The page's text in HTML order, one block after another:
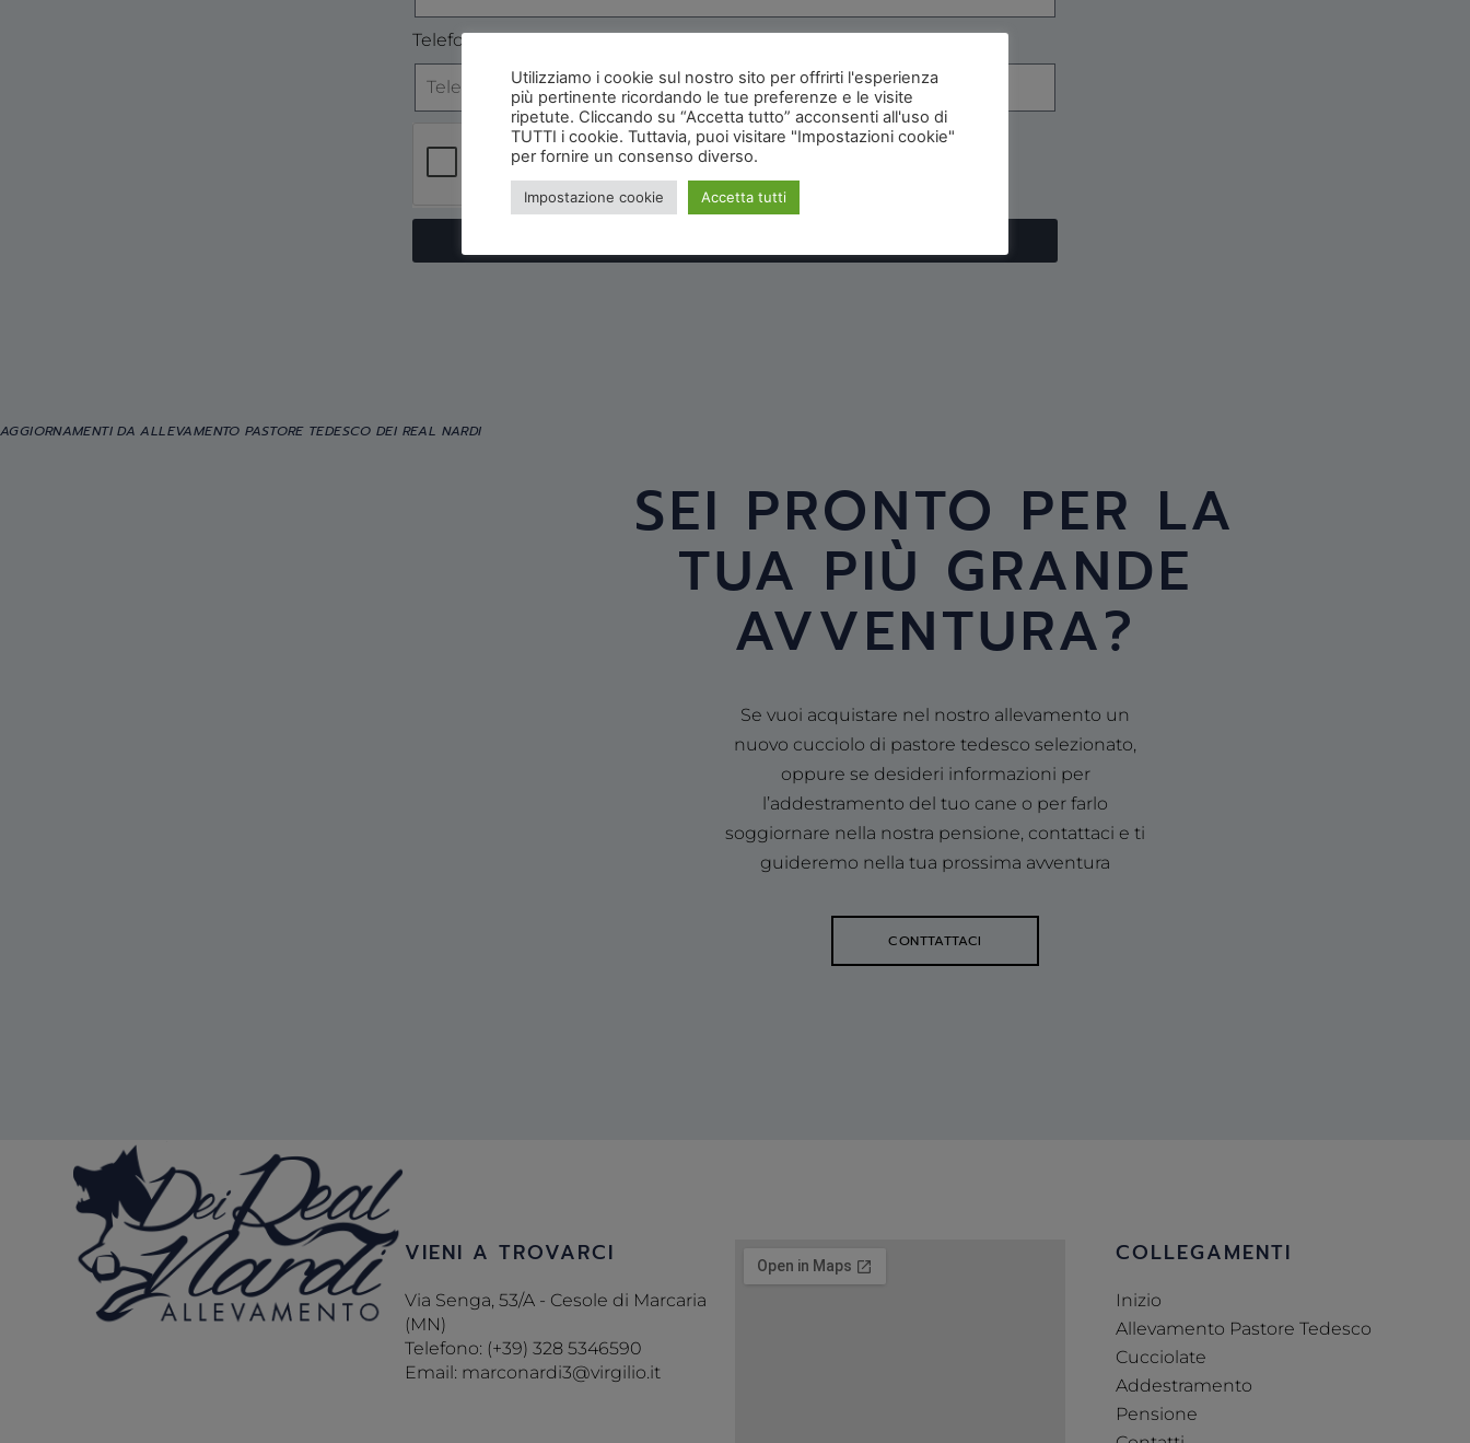
Telefono
AGGIORNAMENTI DA ALLEVAMENTO PASTORE TEDESCO DEI REAL NARDI
SEI PRONTO PER LA
TUA PIÙ GRANDE
AVVENTURA?
Se vuoi acquistare nel nostro allevamento un
nuovo cucciolo di pastore tedesco selezionato,
oppure se desideri informazioni per
l’addestramento del tuo cane o per farlo
soggiornare nella nostra pensione, contattaci e ti
guideremo nella tua prossima avventura
CONTTATTACI
VIENI A TROVARCI
Via Senga, 53/A - Cesole di Marcaria
(MN)
Telefono: (+39) 328 5346590
Email: marconardi3@virgilio.it
COLLEGAMENTI
Inizio
Allevamento Pastore Tedesco
Cucciolate
Addestramento
Pensione
Utilizziamo i cookie sul nostro sito per offrirti l'esperienza
più pertinente ricordando le tue preferenze e le visite
ripetute. Cliccando su “Accetta tutto” acconsenti all'uso di
TUTTI i cookie. Tuttavia, puoi visitare "Impostazioni cookie"
per fornire un consenso diverso.
Impostazione cookie Accetta tutti